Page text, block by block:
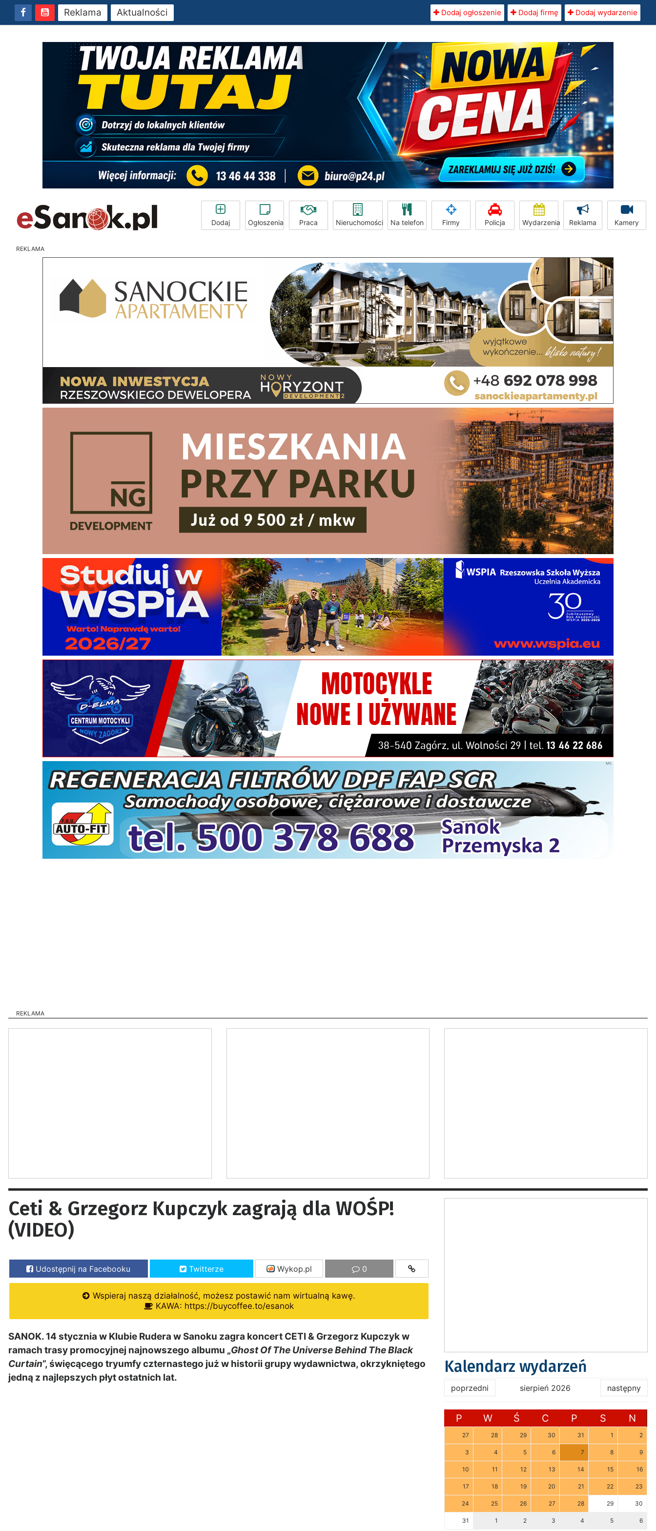
Reklama Aktualności Dodaj ogłoszenie Dodaj firmę Dodaj wydarzenie
Dodaj Ogłoszenia Praca Nieruchomości Na telefon Firmy Policja Wydarzenia Reklama Kamery
REKLAMA
REKLAMA
Ceti & Grzegorz Kupczyk zagrają dla WOŚP!
(VIDEO)
Udostępnij na Facebooku Twitterze Wykop.pl 0
Wspieraj naszą działalność, możesz postawić nam wirtualną kawę.
KAWA: https://buycoffee.to/esanok
SANOK. 14 stycznia w Klubie Rudera w Sanoku zagra koncert CETI & Grzegorz Kupczyk w
ramach trasy promocyjnej najnowszego albumu „Ghost Of The Universe Behind The Black
Curtain”, święcącego tryumfy czternastego już w historii grupy wydawnictwa, okrzykniętego
jedną z najlepszych płyt ostatnich lat.
Kalendarz wydarzeń
poprzedni sierpień 2026 następny
P W Ś C P S N
27 28 29 30 31 1 2
3 4 5 6 7 8 9
10 11 12 13 14 15 16
17 18 19 20 21 22 23
24 25 26 27 28 29 30
31 1 2 3 4 5 6